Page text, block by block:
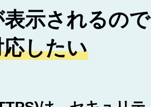
示されるので
したい